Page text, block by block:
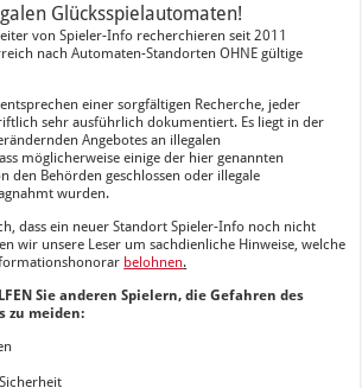
Glücksspielautomaten!
von Spieler-Info recherchieren seit 2011
nach Automaten-Standorten OHNE gültige
einer sorgfältigen Recherche, jeder
sehr ausführlich dokumentiert. Es liegt in der
Angebotes an illegalen
möglicherweise einige der hier genannten
den Behörden geschlossen oder illegale
wurden.
dass ein neuer Standort Spieler-Info noch nicht
wir unsere Leser um sachdienliche Hinweise, welche
belohnen.
Sie anderen Spielern, die Gefahren des
zu meiden: